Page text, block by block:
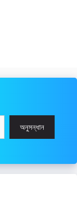
অনুসন্ধান